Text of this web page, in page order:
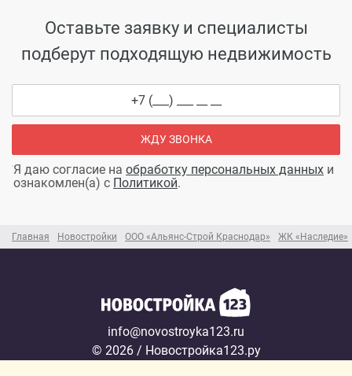
Главная Новостройки ООО «Альянс-Строй Краснодар» ЖК «Наследие»
Оставьте заявку и специалисты
подберут подходящую недвижимость
ЖДУ ЗВОНКА
Я даю согласие на обработку персональных данных и
ознакомлен(а) с Политикой.
info@novostroyka123.ru
© 2026 / Новостройка123.ру